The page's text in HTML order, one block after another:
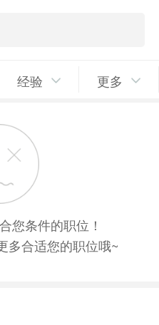
经验 更多
您条件的职位！
多合适您的职位哦~